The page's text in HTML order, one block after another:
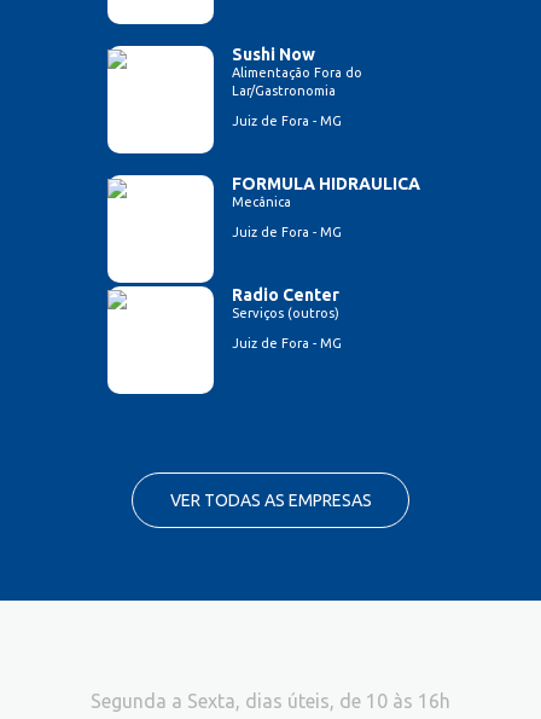
Sushi Now
Alimentação Fora do
Lar/Gastronomia
Juiz de Fora - MG
FORMULA HIDRAULICA
Mecânica
Juiz de Fora - MG
Radio Center
Serviços (outros)
Juiz de Fora - MG
VER TODAS AS EMPRESAS
Segunda a Sexta, dias úteis, de 10 às 16h